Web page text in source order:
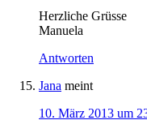
Herzliche Grüsse
Manuela
Antworten
Jana meint
10. März 2013 um